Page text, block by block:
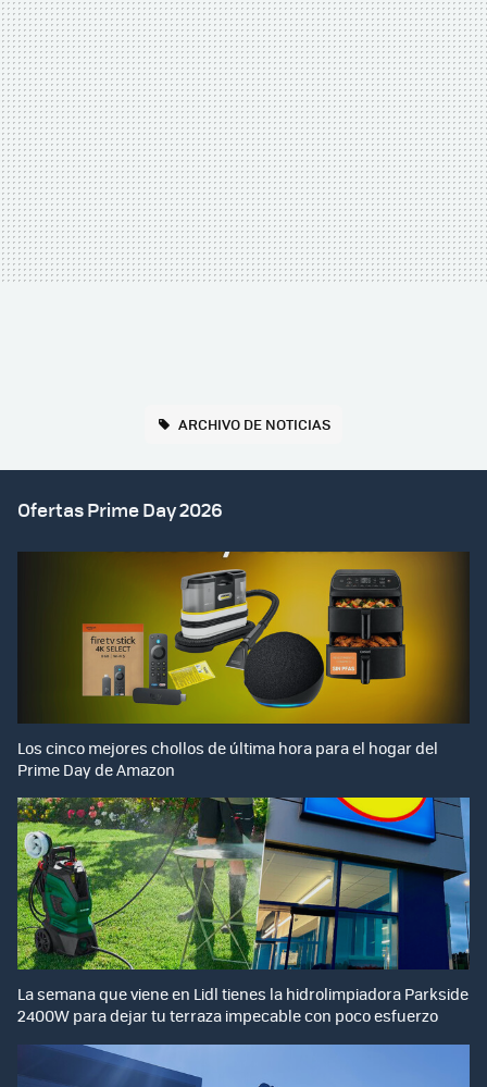
ARCHIVO DE NOTICIAS
Ofertas Prime Day 2026
Los cinco mejores chollos de última hora para el hogar del
Prime Day de Amazon
La semana que viene en Lidl tienes la hidrolimpiadora Parkside
2400W para dejar tu terraza impecable con poco esfuerzo